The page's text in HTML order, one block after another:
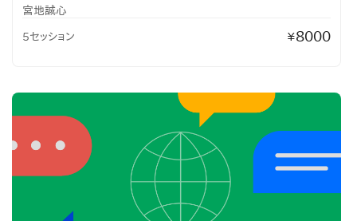
宮地誠心
5セッション ¥8000